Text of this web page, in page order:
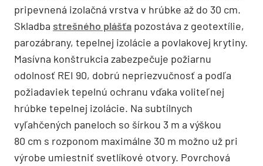
pripevnená izolačná vrstva v hrúbke až do 30 cm.
Skladba strešného plášťa pozostáva z geotextílie,
parozábrany, tepelnej izolácie a povlakovej krytiny.
Masívna konštrukcia zabezpečuje požiarnu
odolnosť REI 90, dobrú nepriezvučnosť a podľa
požiadaviek tepelnú ochranu vďaka voliteľnej
hrúbke tepelnej izolácie. Na subtílnych
vyľahčených paneloch so šírkou 3 m a výškou
80 cm s rozponom maximálne 30 m možno už pri
výrobe umiestniť svetlíkové otvory. Povrchová